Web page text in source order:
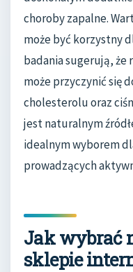
choroby zapalne.
może być korzystny
badania sugerują, że
może przyczynić się
cholesterolu oraz
jest naturalnym
idealnym wyborem
prowadzących
Jak wybrać
sklepie